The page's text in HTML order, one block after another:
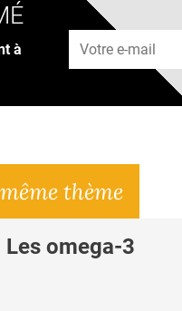
à
Adresse e-mail
thème
Les omega-3